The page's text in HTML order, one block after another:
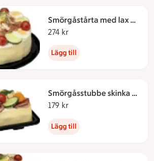
Smörgåstårta med lax &
räkor för 4-6 personer
274 kr
Lägg till
Smörgåsstubbe skinka 3-
4 pers
179 kr
Lägg till